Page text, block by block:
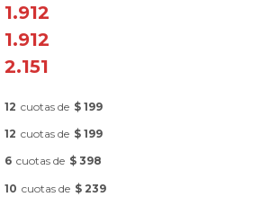
1.912
1.912
2.151
12 cuotas de $ 199
12 cuotas de $ 199
6 cuotas de $ 398
10 cuotas de $ 239